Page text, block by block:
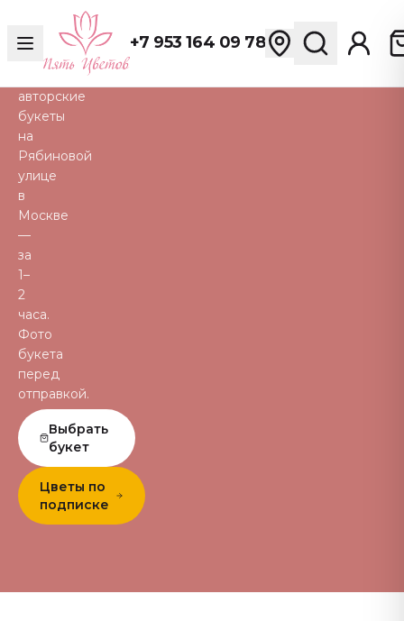
+7 953 164 09 78
пионы,
тюльпаны
авторские
букеты
на
Рябиновой
улице
в
Москве
—
за
1–
2
часа.
Фото
букета
перед
отправкой.
Выбрать
букет
Цветы по
подписке